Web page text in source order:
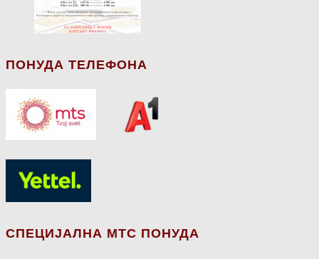
ПОНУДА ТЕЛЕФОНА
СПЕЦИЈАЛНА МТС ПОНУДА